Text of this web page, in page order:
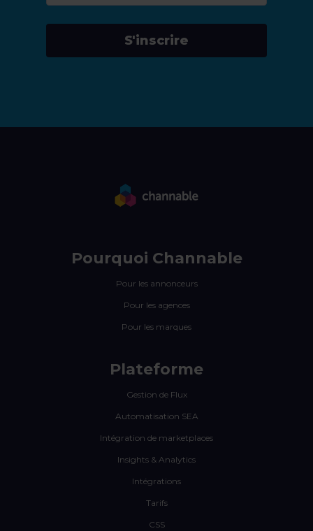
S'inscrire
Pourquoi Channable
Pour les annonceurs
Pour les agences
Pour les marques
Plateforme
Gestion de Flux
Automatisation SEA
Intégration de marketplaces
Insights & Analytics
Intégrations
Tarifs
CSS